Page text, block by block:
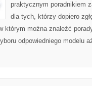
praktycznym poradnikiem
dla tych, którzy dopiero
którym można znaleźć
odpowiedniego modelu